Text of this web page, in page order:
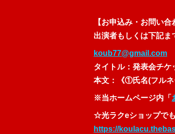
【お申込み・お問い合
出演者もしくは下記ま
koub77@gmail.com
タイトル：発表会チケ
本文：《①氏名(フル
※当ホームページ内「
☆光ラクeショップで
https://